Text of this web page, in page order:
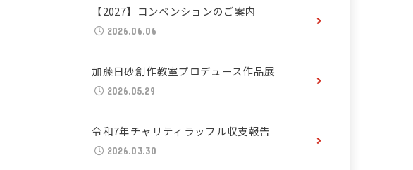
【2027】コンベンションのご案内
2026.06.06
加藤日砂創作教室プロデュース作品展
2026.05.29
令和7年チャリティラッフル収支報告
2026.03.30